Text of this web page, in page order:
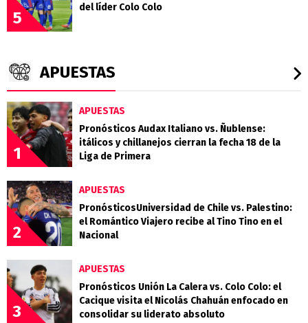
5
del líder Colo Colo
APUESTAS
1
APUESTAS
Pronósticos Audax Italiano vs. Ñublense:
itálicos y chillanejos cierran la fecha 18 de la
Liga de Primera
2
APUESTAS
PronósticosUniversidad de Chile vs. Palestino:
el Romántico Viajero recibe al Tino Tino en el
Nacional
3
APUESTAS
Pronósticos Unión La Calera vs. Colo Colo: el
Cacique visita el Nicolás Chahuán enfocado en
consolidar su liderato absoluto